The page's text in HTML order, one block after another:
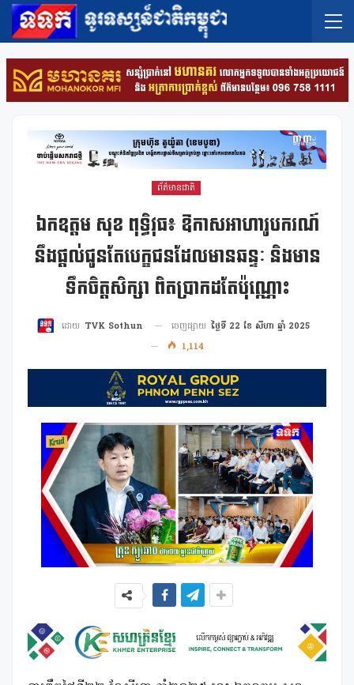
ព័ត៌មានជាតិ
ឯកឧត្តម សុខ ពុទ្ធិវុធ៖ ឱកាសអាហារូបករណ៍
នឹងផ្តល់ជូនតែបេក្ខជនដែលមានឆន្ទៈ និងមាន
ទឹកចិត្តសិក្សា ពិតប្រាកដតែប៉ុណ្ណោះ
ដោយ TVK Sothun ចេញផ្សាយ ថ្ងៃទី 22 ខែ សីហា ឆ្នាំ 2025
1,114